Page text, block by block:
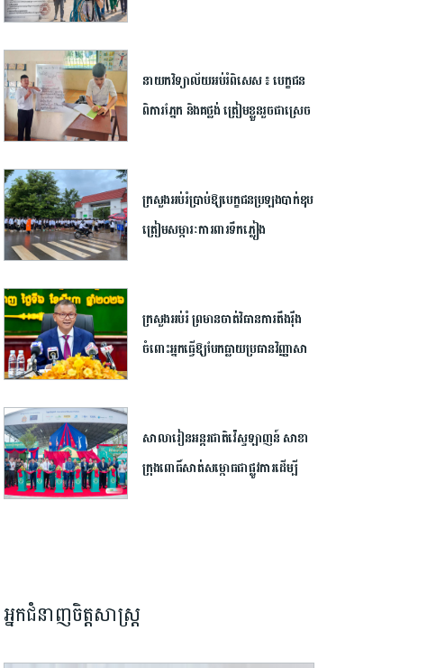
២០២៦​
នាយក​វិទ្យាល័យ​អប់រំ​ពិសេស​ ​៖ ​បេក្ខជន​
ពិការ​ភ្នែក​ និង​គថ្លង់​ ត្រៀមខ្លួន​រួច​ជាស្រេច​
ក្រសួង​អប់រំ​ប្រាប់​ឱ្យ​បេក្ខជន​ប្រឡង​បាក់ឌុប​
ត្រៀម​សម្ភារៈ​ការពារ​ទឹកភ្លៀង​
ក្រសួង​អប់រំ ​ព្រមាន​ចាត់​វិធានការ​តឹងរ៉ឹង​
ចំពោះ​អ្នក​ធ្វើឱ្យ​បែកធ្លាយ​ប្រធាន​វិញ្ញាសា​
សាលារៀន​អន្តរជាតិ​វ៉េស្ទឡាញន៍​ ​សាខា​
ក្រុង​ពោធិ៍សាត់​សម្ពោធ​ជា​ផ្លូវការ​​ដើម្បី​
អ្នកជំនាញចិត្តសាស្រ្ត